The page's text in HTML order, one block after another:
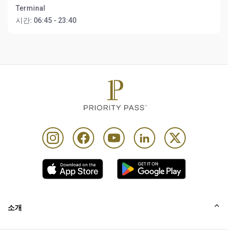
Terminal
시간: 06:45 - 23:40
소개